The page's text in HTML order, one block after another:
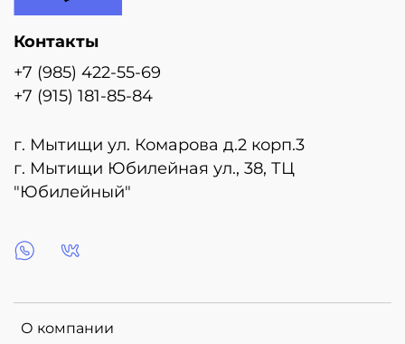
О компании
Контакты
+7 (985) 422-55-69
+7 (915) 181-85-84
г. Мытищи ул. Комарова д.2 корп.3
г. Мытищи Юбилейная ул., 38, ТЦ
"Юбилейный"